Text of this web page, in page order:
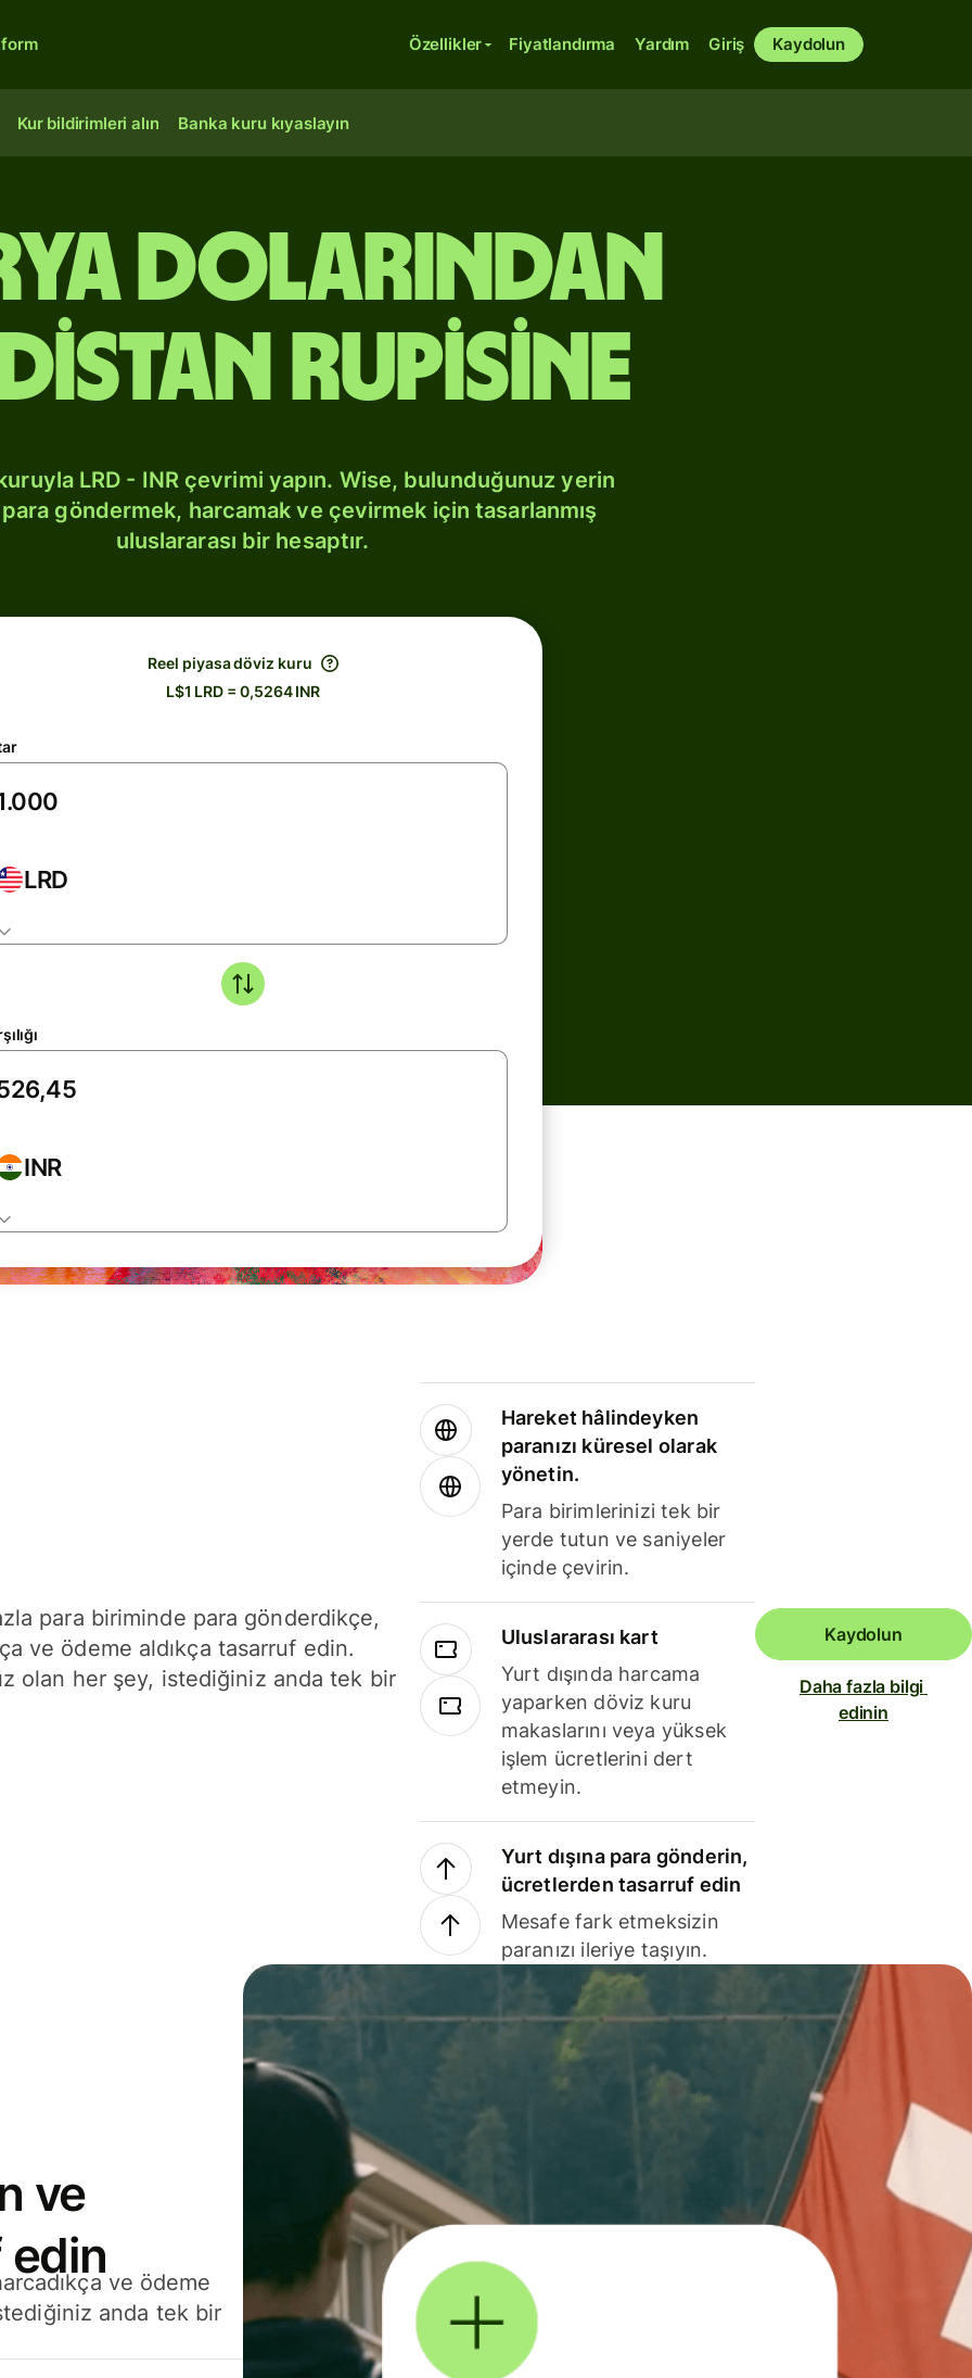
Özellikler Fiyatlandırma Yardım Giriş Kaydolun
Kur bildirimleri alın Banka kuru kıyaslayın
dolarından
rupisine
LRD - INR çevrimi yapın. Wise, bulunduğunuz yerin
göndermek, harcamak ve çevirmek için tasarlanmış
uluslararası bir hesaptır.
Reel piyasa döviz kuru
L$1 LRD = 0,5264 INR
LRD
INR
para biriminde para gönderdikçe,
ve ödeme aldıkça tasarruf edin.
olan her şey, istediğiniz anda tek bir
Hareket hâlindeyken
paranızı küresel olarak
yönetin.
Para birimlerinizi tek bir
yerde tutun ve saniyeler
içinde çevirin.
Uluslararası kart
Yurt dışında harcama
yaparken döviz kuru
makaslarını veya yüksek
işlem ücretlerini dert
etmeyin.
Yurt dışına para gönderin,
ücretlerden tasarruf edin
Mesafe fark etmeksizin
paranızı ileriye taşıyın.
Kaydolun
Daha fazla bilgi
edinin
ve
edinve ödeme
anda tek bir